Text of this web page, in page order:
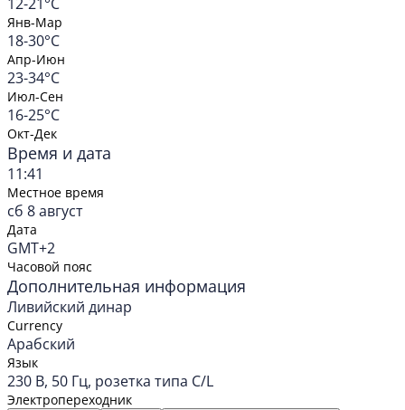
12-21°C
Янв-Мар
18-30°C
Апр-Июн
23-34°C
Июл-Сен
16-25°C
Окт-Дек
Время и дата
11:41
Местное время
сб 8 август
Дата
GMT+2
Часовой пояс
Дополнительная информация
Ливийский динар
Currency
Арабский
Язык
230 В, 50 Гц, розетка типа C/L
Электропереходник